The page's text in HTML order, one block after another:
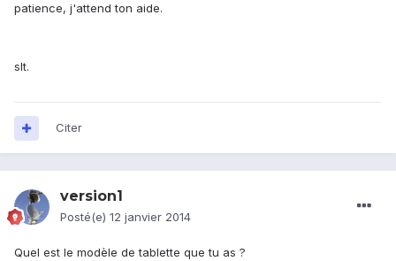
patience, j'attend ton aide.
slt.
Citer
version1
Posté(e) 12 janvier 2014
Quel est le modèle de tablette que tu as ?